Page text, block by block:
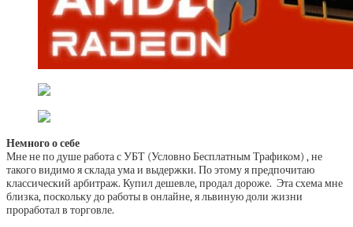
Немного о себе
Мне не по душе работа с УБТ (Условно Бесплатным Трафиком) , не
такого видимо я склада ума и выдержки. По этому я предпочитаю
классический арбитраж. Купил дешевле, продал дороже. Эта схема мне
близка, поскольку до работы в онлайне, я львиную доли жизни
проработал в торговле.